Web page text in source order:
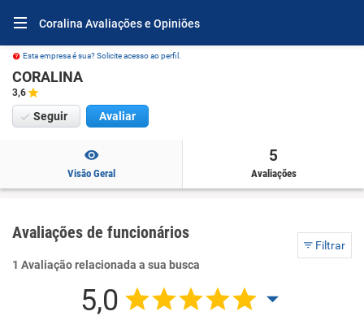
Coralina Avaliações e Opiniões
Esta empresa é sua? Solicite acesso ao perfil.
CORALINA
3,6
Seguir Avaliar
Visão Geral
5
Avaliações
Avaliações de funcionários
Filtrar
1 Avaliação relacionada a sua busca
5,0